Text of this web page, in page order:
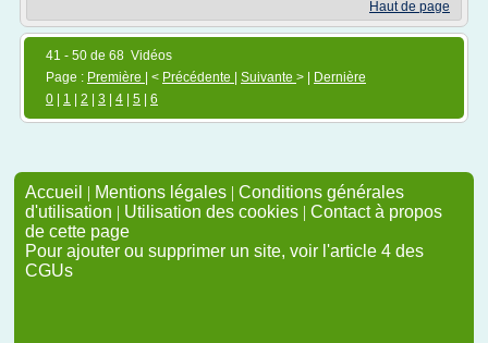
Haut de page
41 - 50 de 68 Vidéos
Page : Première | < Précédente Suivante > |
Dernière
0
1 2 3 4 5 6
Accueil | Mentions légales | Conditions générales
d'utilisation | Utilisation des cookies | Contact à propos
de cette page
Pour ajouter ou supprimer un site, voir l'article 4 des
CGUs